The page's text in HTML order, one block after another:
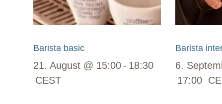
Barista basic
21. August @ 15:00 - 18:30
CEST
Barista
6.
17:00